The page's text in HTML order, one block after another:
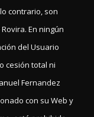
contrario, son
En ningún
del Usuario
cesión total ni
Fernandez
con su Web y